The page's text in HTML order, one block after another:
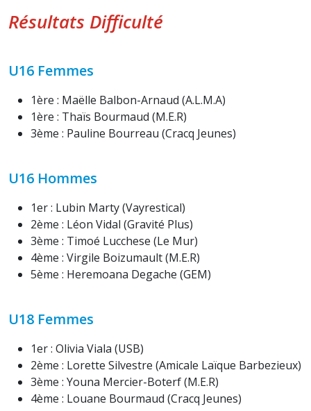
Résultats Difficulté
U16 Femmes
1ère : Maëlle Balbon-Arnaud (A.L.M.A)
1ère : Thaïs Bourmaud (M.E.R)
3ème : Pauline Bourreau (Cracq Jeunes)
U16 Hommes
1er : Lubin Marty (Vayrestical)
2ème : Léon Vidal (Gravité Plus)
3ème : Timoé Lucchese (Le Mur)
4ème : Virgile Boizumault (M.E.R)
5ème : Heremoana Degache (GEM)
U18 Femmes
1er : Olivia Viala (USB)
2ème : Lorette Silvestre (Amicale Laïque Barbezieux)
3ème : Youna Mercier-Boterf (M.E.R)
4ème : Louane Bourmaud (Cracq Jeunes)